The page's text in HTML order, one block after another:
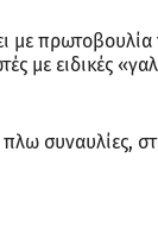
πρωτοβουλία
ειδικές
συναυλίες,